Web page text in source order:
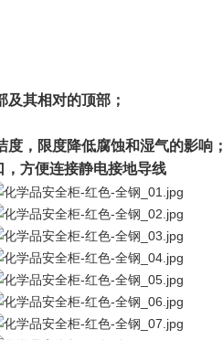
其相对的顶部；
，限度降低腐蚀和湿气的影响；
方便连接静电接地导线